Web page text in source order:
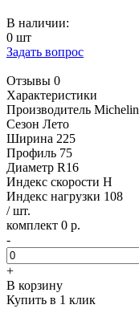
В наличии:
0 шт
Задать вопрос
Отзывы 0
Характеристики
Производитель Michelin
Сезон Лето
Ширина 225
Профиль 75
Диаметр R16
Индекс скорости H
Индекс нагрузки 108
/ шт.
комплект 0 р.
-
+
В корзину
Купить в 1 клик